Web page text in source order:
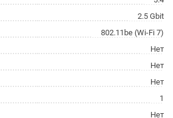
2.5 Gbit
802.11be (Wi-Fi 7)
Нет
Нет
Нет
1
Нет